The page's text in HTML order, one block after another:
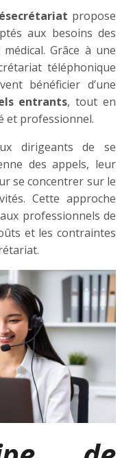
propose
aux besoins des
Grâce à une
téléphonique
bénéficier d’une
entrants, tout en
et professionnel.
dirigeants de se
des appels, leur
se concentrer sur le
Cette approche
professionnels de
et les contraintes